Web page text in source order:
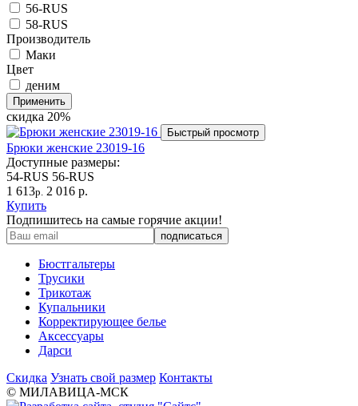
56-RUS
58-RUS
Производитель
Маки
Цвет
деним
Применить
скидка 20%
Быстрый просмотр
Брюки женские 23019-16
Доступные размеры:
54-RUS 56-RUS
1 613р. 2 016 р.
Купить
Подпишитесь на самые горячие акции!
Бюстгальтеры
Трусики
Трикотаж
Купальники
Корректирующее белье
Аксессуары
Дарси
Скидка Узнать свой размер Контакты
© МИЛАВИЦА-МСК